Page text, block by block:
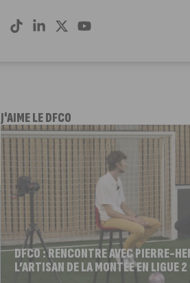
J'AIME LE DFCO
DFCO : RENCONTRE AVEC PIERRE-
L’ARTISAN DE LA MONTÉE EN LIGUE 2